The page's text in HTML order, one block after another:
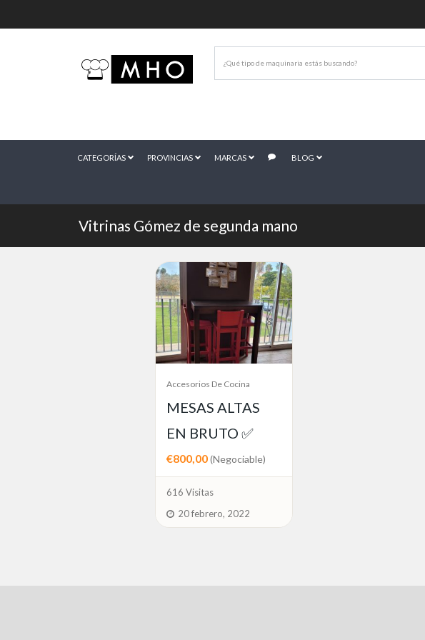
CATEGORÍAS PROVINCIAS MARCAS BLOG
Vitrinas Gómez de segunda mano
Accesorios De Cocina
MESAS ALTAS
EN BRUTO ✅
€800,00(Negociable)
616 Visitas
20 febrero, 2022